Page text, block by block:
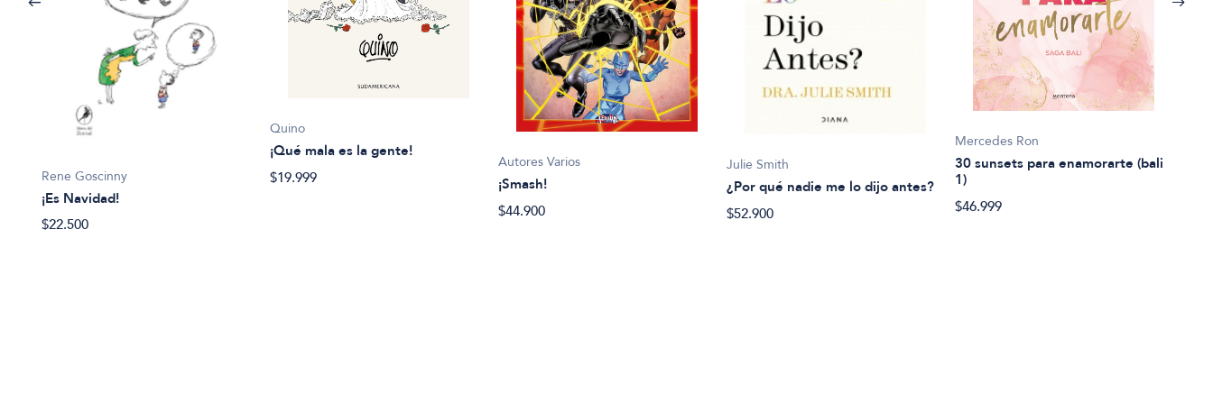
Rene Goscinny
¡Es Navidad!
$22.500
Quino
¡Qué mala es la gente!
$19.999
Autores Varios
¡Smash!
$44.900
Julie Smith
¿Por qué nadie me lo dijo antes?
$52.900
Mercedes Ron
30 sunsets para enamorarte (bali
1)
$46.999